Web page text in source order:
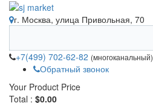
г. Москва, улица Привольная, 70
+7(499) 702-62-82 (многоканальный)
Обратный звонок
Your Product Price
Total : $0.00